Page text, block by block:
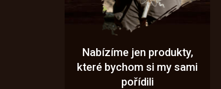
Nabízíme jen produkty,
které bychom si my sami
pořídili